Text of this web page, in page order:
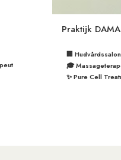
Praktijk
🏢
🎓
✨ Pure Cell